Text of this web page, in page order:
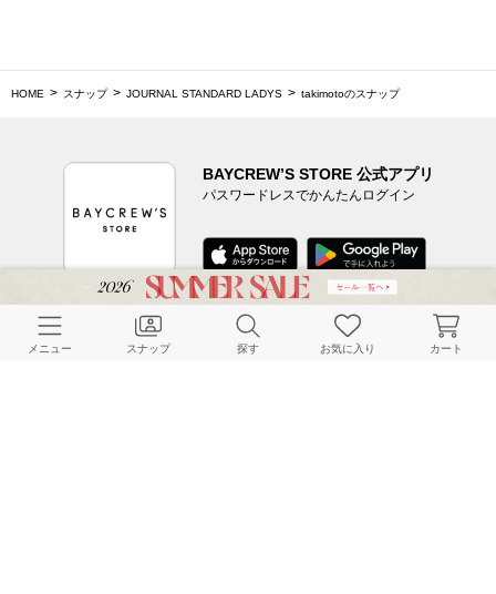
HOME スナップ JOURNAL STANDARD LADYS takimotoのスナップ
BAYCREW’S STORE 公式アプリ
パスワードレスでかんたんログイン
CUSTOMER SERVICE
メニュー スナップ 探す お気に入り カート